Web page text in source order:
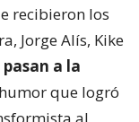
recibieron los
Jorge Alís, Kike
pasan a la
que logró